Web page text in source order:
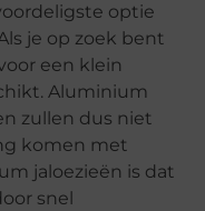
optie
je op zoek bent
een klein
Aluminium
zullen dus niet
komen met
jaloezieën is dat
snel